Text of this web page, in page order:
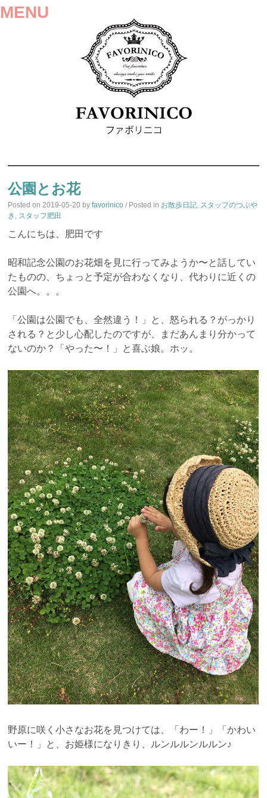
MENU
TO
CONTENT
公園とお花
Posted on2019-05-20 byfavorinico / Posted in お散歩日記, スタッフのつぶや
き , スタッフ肥田
こんにちは、肥田です
昭和記念公園のお花畑を見に行ってみようか〜と話してい
たものの、ちょっと予定が合わなくなり、代わりに近くの
公園へ。。。
「公園は公園でも、全然違う！」と、怒られる？がっかり
される？と少し心配したのですが、まだあんまり分かって
ないのか？「やった〜！」と喜ぶ娘。ホッ。
野原に咲く小さなお花を見つけては、「わー！」「かわい
いー！」と、お姫様になりきり、ルンルルンルルン♪